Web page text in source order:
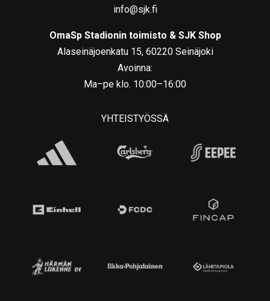
info@sjk.fi
OmaSp Stadionin toimisto & SJK Shop
Alaseinäjoenkatu 15, 60220 Seinäjoki
Avoinna:
Ma–pe klo. 10:00–16:00
YHTEISTYÖSSÄ